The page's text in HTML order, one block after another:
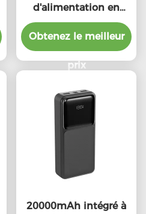
d'alimentation en
extérieur intégrée à
câble 20W avec
lumières d'indicateur
LED
Obtenez le meilleur
prix
20000mAh intégré à